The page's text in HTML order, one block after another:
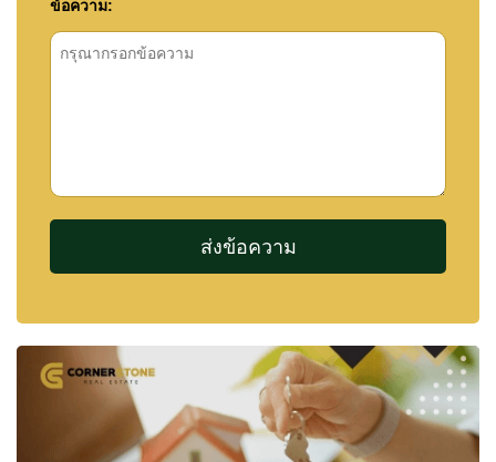
สนามเด็กเล่น
การจัดการโครงการ
Baan Dusit Garden Village เป็นหมู่บ้านที่เหมาะ
สำหรับครอบครัว ให้ความสงบและปลอดภัย พร้อม
บ้านที่ออกแบบมาอย่างทันสมัย
ข้อมูลสำคัญ:
ข้อความ: